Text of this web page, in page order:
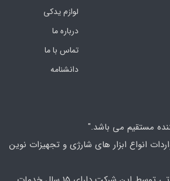
لوازم یدکی
درباره ما
تماس با ما
دانشنامه
مستقیم می باشد."
انواع ابزار های شارژی و تجهیزات نوین